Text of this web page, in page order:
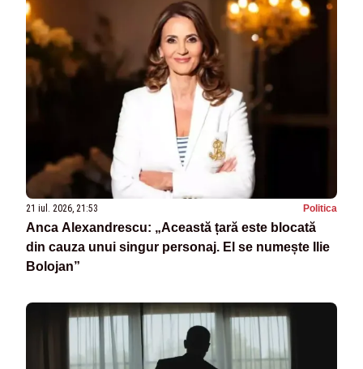
21 iul. 2026, 21:53 Politica
Anca Alexandrescu: „Această țară este blocată
din cauza unui singur personaj. El se numește Ilie
Bolojan”